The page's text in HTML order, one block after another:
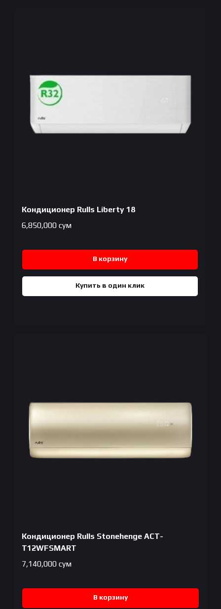
Кондиционер Rulls Liberty 18
6,850,000 сум
В корзину
Купить в один клик
Кондиционер Rulls Stonehenge ACT-
T12WFSMART
7,140,000 сум
В корзину